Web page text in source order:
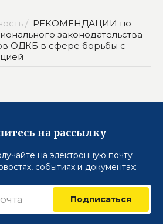
/ РЕКОМЕНДАЦИИ по
законодательства
ОДКБ в сфере борьбы с
на рассылку
на электронную почту
событиях и документах:
Подписаться